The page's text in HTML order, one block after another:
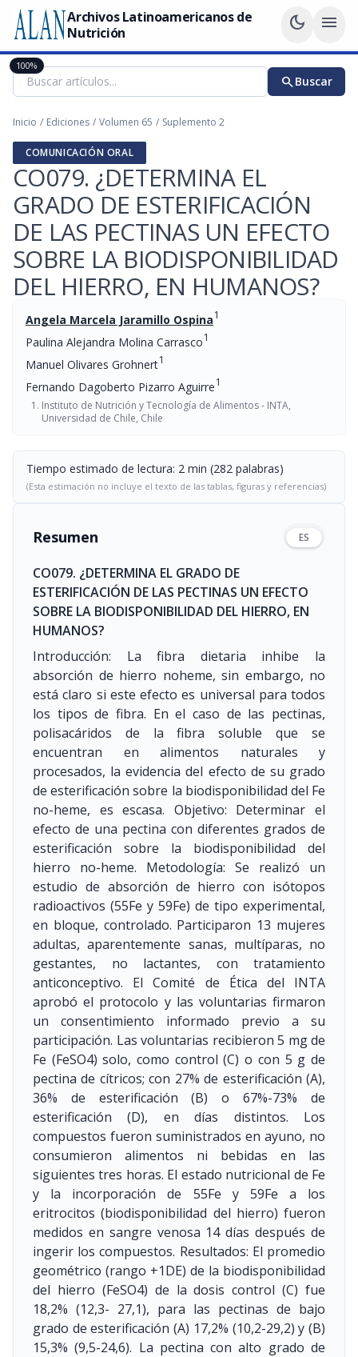
Archivos Latinoamericanos de
Nutrición
dark_mode menu
searchBuscar
Inicio / Ediciones / Volumen 65 / Suplemento 2
COMUNICACIÓN ORAL
CO079. ¿DETERMINA EL
GRADO DE ESTERIFICACIÓN
DE LAS PECTINAS UN EFECTO
SOBRE LA BIODISPONIBILIDAD
DEL HIERRO, EN HUMANOS?
Angela Marcela Jaramillo Ospina1
Paulina Alejandra Molina Carrasco1
Manuel Olivares Grohnert1
Fernando Dagoberto Pizarro Aguirre1
Instituto de Nutrición y Tecnología de Alimentos - INTA,
Universidad de Chile, Chile
Tiempo estimado de lectura: 2 min (282 palabras)
(Esta estimación no incluye el texto de las tablas, figuras y referencias)
Resumen ES
CO079. ¿DETERMINA EL GRADO DE
ESTERIFICACIÓN DE LAS PECTINAS UN EFECTO
SOBRE LA BIODISPONIBILIDAD DEL HIERRO, EN
HUMANOS?
Introducción: La fibra dietaria inhibe la
absorción de hierro noheme, sin embargo, no
está claro si este efecto es universal para todos
los tipos de fibra. En el caso de las pectinas,
polisacáridos de la fibra soluble que se
encuentran en alimentos naturales y
procesados, la evidencia del efecto de su grado
de esterificación sobre la biodisponibilidad del Fe
no-heme, es escasa. Objetivo: Determinar el
efecto de una pectina con diferentes grados de
esterificación sobre la biodisponibilidad del
hierro no-heme. Metodología: Se realizó un
estudio de absorción de hierro con isótopos
radioactivos (55Fe y 59Fe) de tipo experimental,
en bloque, controlado. Participaron 13 mujeres
adultas, aparentemente sanas, multíparas, no
gestantes, no lactantes, con tratamiento
anticonceptivo. El Comité de Ética del INTA
aprobó el protocolo y las voluntarias firmaron
un consentimiento informado previo a su
participación. Las voluntarias recibieron 5 mg de
Fe (FeSO4) solo, como control (C) o con 5 g de
pectina de cítricos; con 27% de esterificación (A),
36% de esterificación (B) o 67%-73% de
esterificación (D), en días distintos. Los
compuestos fueron suministrados en ayuno, no
consumieron alimentos ni bebidas en las
siguientes tres horas. El estado nutricional de Fe
y la incorporación de 55Fe y 59Fe a los
eritrocitos (biodisponibilidad del hierro) fueron
medidos en sangre venosa 14 días después de
ingerir los compuestos. Resultados: El promedio
geométrico (rango +1DE) de la biodisponibilidad
del hierro (FeSO4) de la dosis control (C) fue
18,2% (12,3- 27,1), para las pectinas de bajo
grado de esterificación (A) 17,2% (10,2-29,2) y (B)
15,3% (9,5-24,6). La pectina con alto grado de
100%